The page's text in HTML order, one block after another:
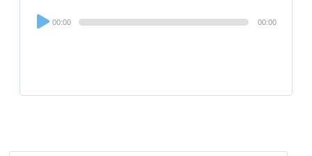
Audio
Player
00:00 00:00